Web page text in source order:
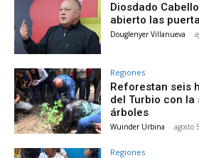
Diosdado
abierto las
Douglenyer Villanueva -
Regiones
Reforestan seis
del Turbio con la
árboles
Wuinder Urbina - agosto
Regiones